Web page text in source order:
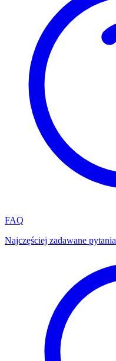
FAQ
Najczęściej zadawane pytania